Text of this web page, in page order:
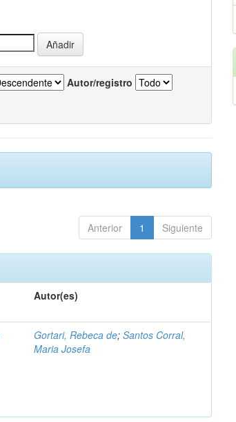
Autor/registro
Anterior 1 Siguiente
Autor(es)
Gortari, Rebeca de;Santos Corral,
Maria Josefa